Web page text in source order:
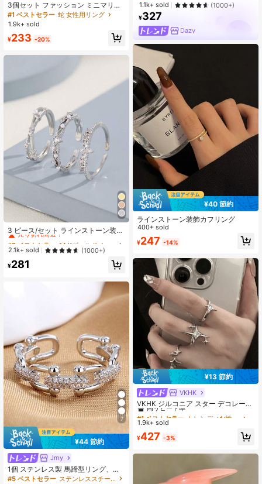
3個セット ファッション ミニマリス
ト キュービックジルコニア オープン
銅リング、女性の日常着とパーティ
#1 ベストセラー 蛇 女性用リング
1.9k+ sold
¥233 -20%
3 ピース/セット ラインストーン装飾
カフ リング
#2 ベストセラー
売り切れ間近！
#2 ベストセラー
売り切れ間近！
#2 ベストセラー
売り切れ間近！
#2 ベストセラー
14 Kゴールドメッキ 女性用リング
売り切れ間近！
2.1k+ sold (1000+)
¥281
7
¥44 節約
Jmy
1個 ステンレス製 馬蹄型リング、高
級ミニマリストジルコニア ソリッド
#5 ベストセラー ステンレススチール 女性用リング
1.1k+ sold
(1000+)
¥327
Dazy
¥40 節約
ラインストーン装飾カフリング
400+ sold
¥247 -14%
¥13 節約
VKHK
VKHK ジルコニア スター デコレーシ
ョン オープンリング 3個セット、デ
イリーウェアに適しています
#1 ベストセラー
高リピート率
#1 ベストセラー
高リピート率
#1 ベストセラー
高リピート率
#1 ベストセラー
1.9k+ sold
¥427 -3%